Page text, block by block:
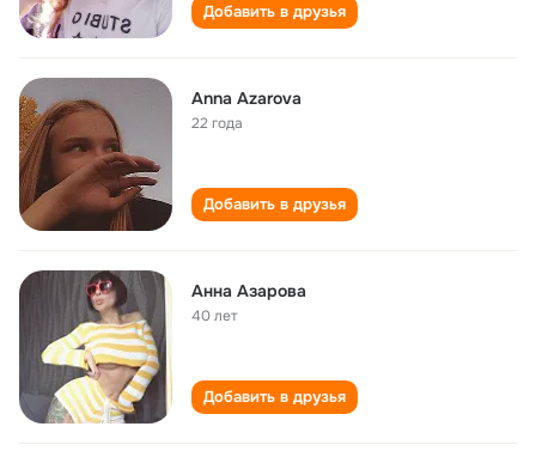
Добавить в друзья
Anna Azarova
22 года
Добавить в друзья
Анна Азарова
40 лет
Добавить в друзья